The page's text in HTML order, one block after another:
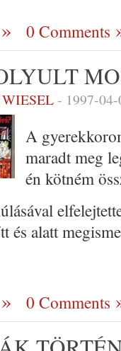
0 Comments
- 1997-04-
A
maradt meg
én kötném
és alatt
0 Comments